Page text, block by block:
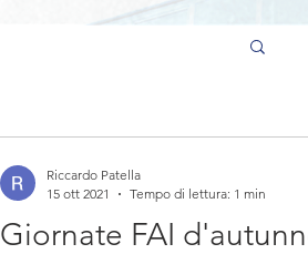
Giornate FAI
Riccardo Patella
15 ott 2021
Tempo di lettura: 1 min